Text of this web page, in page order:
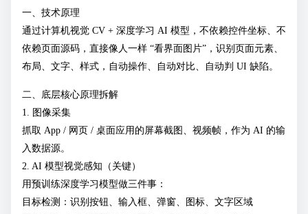
一、技术原理
通过计算机视觉 CV + 深度学习 AI 模型，不依赖控件坐标、不
依赖页面源码，直接像人一样 “看界面图片”，识别页面元素、
布局、文字、样式，自动操作、自动对比、自动判 UI 缺陷。
二、底层核心原理拆解
1. 图像采集
抓取 App / 网页 / 桌面应用的屏幕截图、视频帧，作为 AI 的输
入数据源。
2. AI 模型视觉感知（关键）
用预训练深度学习模型做三件事：
目标检测：识别按钮、输入框、弹窗、图标、文字区域